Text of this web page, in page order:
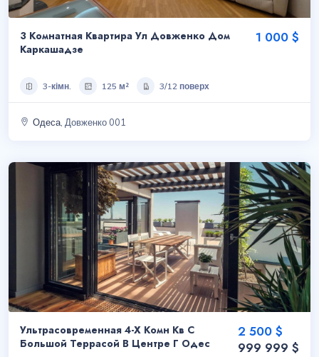
3 Комнатная Квартира Ул Довженко Дом
Каркашадзе
1 000 $
3-кімн. 125 м² 3/12 поверх
Одеса, Довженко 001
Ультрасовременная 4-Х Комн Кв С
Большой Террасой В Центре Г Одес
2 500 $
999 999 $